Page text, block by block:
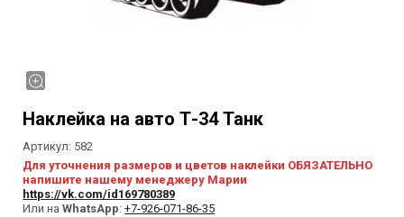
Наклейка на авто Т-34 Танк
Артикул: 582
Для уточнения размеров и цветов наклейки ОБЯЗАТЕЛЬНО
напишите нашему менеджеру Марии
https://vk.com/id169780389
Или наWhatsApp:+7-926-071-86-35